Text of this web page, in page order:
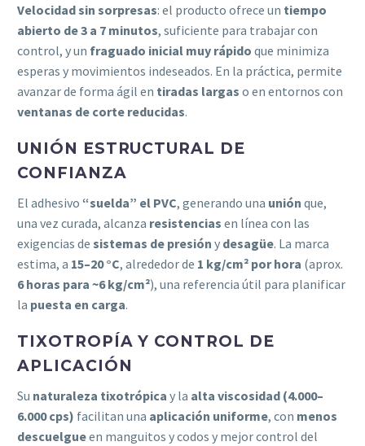
Velocidad sin sorpresas: el producto ofrece un tiempo
abierto de 3 a 7 minutos, suficiente para trabajar con
control, y un fraguado inicial muy rápido que minimiza
esperas y movimientos indeseados. En la práctica, permite
avanzar de forma ágil en tiradas largas o en entornos con
ventanas de corte reducidas.
UNIÓN ESTRUCTURAL DE
CONFIANZA
El adhesivo “suelda” el PVC, generando una unión que,
una vez curada, alcanza resistencias en línea con las
exigencias de sistemas de presión y desagüe. La marca
estima, a 15–20 °C, alrededor de 1 kg/cm² por hora (aprox.
6 horas para ~6 kg/cm²), una referencia útil para planificar
la puesta en carga.
TIXOTROPÍA Y CONTROL DE
APLICACIÓN
Su naturaleza tixotrópica y la alta viscosidad (4.000–
6.000 cps) facilitan una aplicación uniforme, con menos
descuelgueen manguitos y codos y mejor control del